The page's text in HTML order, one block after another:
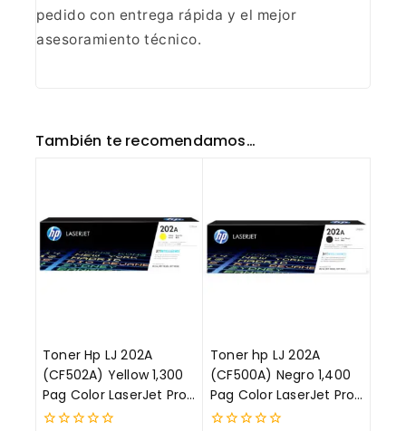
pedido con entrega rápida y el mejor
asesoramiento técnico.
También te recomendamos…
Toner Hp LJ 202A
(CF502A) Yellow 1,300
Pag Color LaserJet Pro
MFP M281fdw
Toner hp LJ 202A
(CF500A) Negro 1,400
Pag Color LaserJet Pro
MFP M281fdw